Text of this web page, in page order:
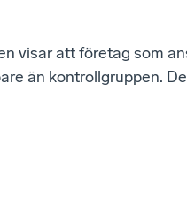
visar att företag som
än kontrollgruppen.